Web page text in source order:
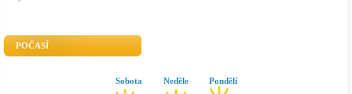
POČASÍ
Sobota Neděle Pondělí